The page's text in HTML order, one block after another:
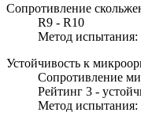
Сопротивление
R9 - R10
Метод испытания:
Устойчивость к
Сопротивление
Рейтинг 3 -
Метод